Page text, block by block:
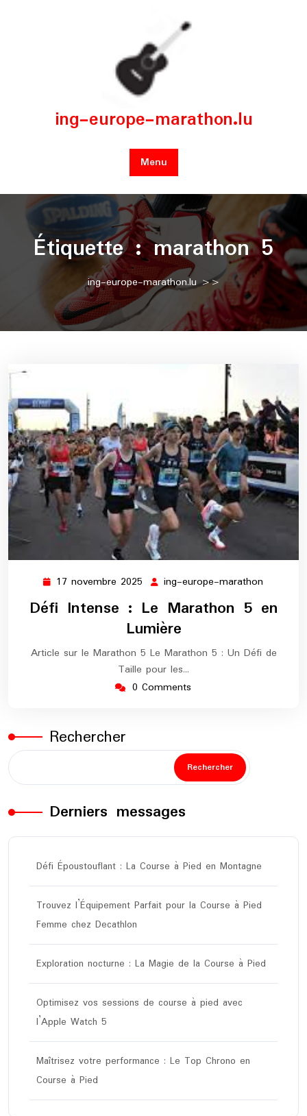
ing-europe-marathon.lu
Menu
Étiquette :marathon 5
ing-europe-marathon.lu>>
17 novembre 2025 17
novembre
2025
ing-europe-marathon
marathon
Défi Intense : Le Marathon 5 en
Lumière
Article sur le Marathon 5 Le Marathon 5 : Un Défi de
Taille pour les…
0 Comments
Rechercher
Rechercher
Derniers messages
Défi Époustouflant : La Course à Pied en Montagne
Trouvez l’Équipement Parfait pour la Course à Pied
Femme chez Decathlon
Exploration nocturne : La Magie de la Course à Pied
Optimisez vos sessions de course à pied avec
l’Apple Watch 5
Maîtrisez votre performance : Le Top Chrono en
Course à Pied